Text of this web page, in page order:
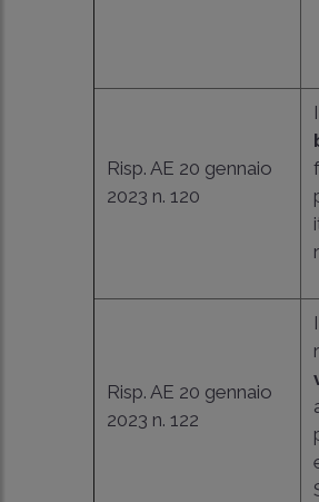
Risp. AE 20 gennaio
2023 n. 120
Risp. AE 20 gennaio
2023 n. 122